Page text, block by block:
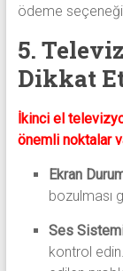
ödeme
5.
Dikkat
İkinci el
önemli noktalar
Ekran
bozulması
Ses
kontrol